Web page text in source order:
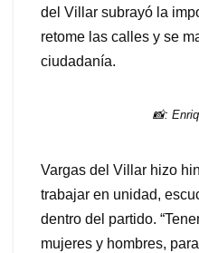
del Villar subrayó la
retome las calles y se
ciudadanía.
📸:
Vargas del Villar hizo
trabajar en unidad,
dentro del partido.
mujeres y hombres,